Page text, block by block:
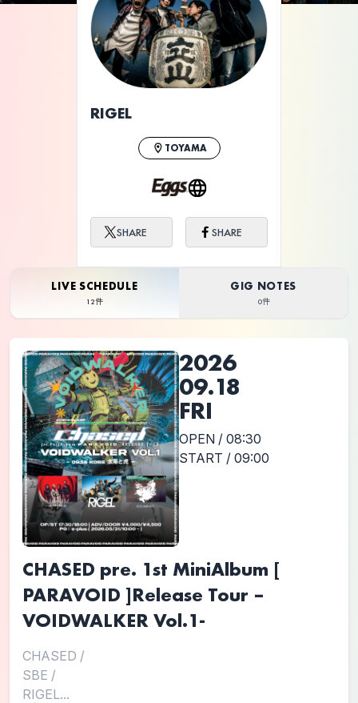
ライブ体験をもっと楽しく、もっと便利
RIGEL
TOYAMA
SHARE SHARE
LIVE SCHEDULE
12件
GIG NOTES
0件
2026
09.18
FRI
OPEN / 08:30
START / 09:00
CHASED pre. 1st MiniAlbum [
PARAVOID ]Release Tour –
VOIDWALKER Vol.1-
CHASED /
SBE /
RIGEL...